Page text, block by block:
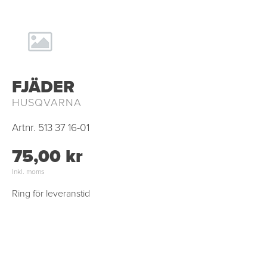
FJÄDER
HUSQVARNA
Artnr. 513 37 16-01
75,00 kr
Inkl. moms
Ring för leveranstid